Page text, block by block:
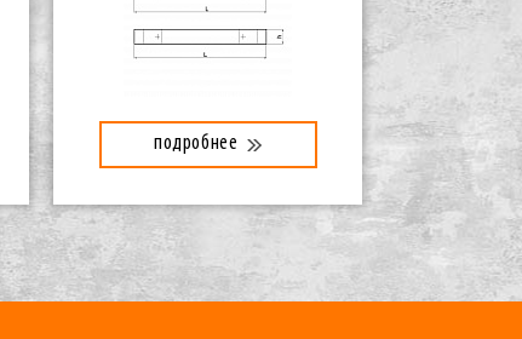
подробнее